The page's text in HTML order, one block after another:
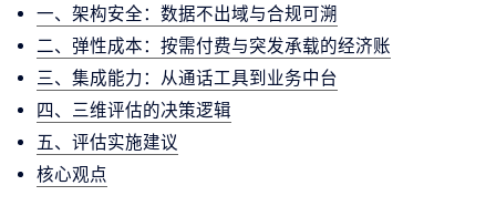
一、架构安全：数据不出域与合规可溯
二、弹性成本：按需付费与突发承载的经济账
三、集成能力：从通话工具到业务中台
四、三维评估的决策逻辑
五、评估实施建议
核心观点